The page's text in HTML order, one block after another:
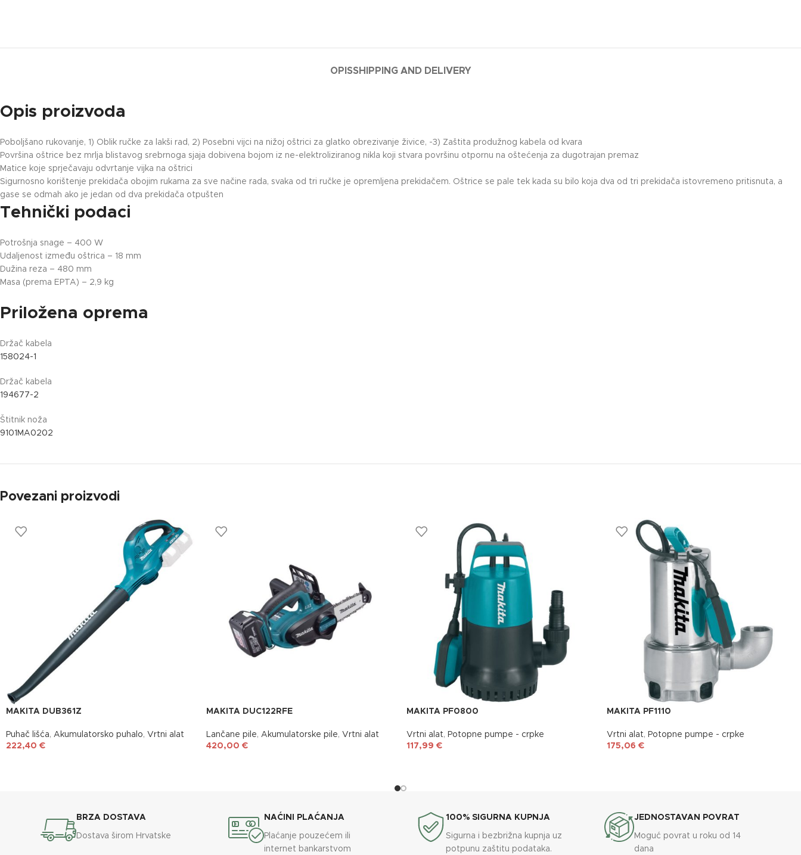
OPISSHIPPING AND DELIVERY
Opis proizvoda
Poboljšano rukovanje, 1) Oblik ručke za lakši rad, 2) Posebni vijci na nižoj oštrici za glatko obrezivanje živice, -3) Zaštita produžnog kabela od kvara
Površina oštrice bez mrlja blistavog srebrnoga sjaja dobivena bojom iz ne-elektroliziranog nikla koji stvara površinu otpornu na oštećenja za dugotrajan premaz
Matice koje sprječavaju odvrtanje vijka na oštrici
Sigurnosno korištenje prekidača obojim rukama za sve načine rada, svaka od tri ručke je opremljena prekidačem. Oštrice se pale tek kada su bilo koja dva od tri prekidača istovremeno pritisnuta, a
gase se odmah ako je jedan od dva prekidača otpušten
Tehnički podaci
Potrošnja snage – 400 W
Udaljenost između oštrica – 18 mm
Dužina reza – 480 mm
Masa (prema EPTA) – 2,9 kg
Priložena oprema
Držač kabela
158024-1
Držač kabela
194677-2
Štitnik noža
9101MA0202
Povezani proizvodi
MAKITA DUB361Z
Puhač lišća, Akumulatorsko puhalo, Vrtni alat
222,40 €
MAKITA DUC122RFE
Lančane pile, Akumulatorske pile, Vrtni alat
420,00 €
MAKITA PF0800
Vrtni alat, Potopne pumpe - crpke
117,99 €
MAKITA PF1110
Vrtni alat, Potopne pumpe - crpke
175,06 €
BRZA DOSTAVA
Dostava širom Hrvatske
NAĆINI PLAĆANJA
Plaćanje pouzećem ili
internet bankarstvom
100% SIGURNA KUPNJA
Sigurna i bezbrižna kupnja uz
potpunu zaštitu podataka.
JEDNOSTAVAN POVRAT
Moguć povrat u roku od 14
dana